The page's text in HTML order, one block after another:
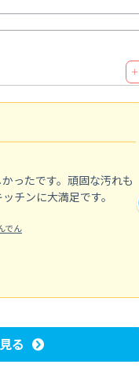
＋
ったです。頑固な汚れも
チンに大満足です。
でん
る